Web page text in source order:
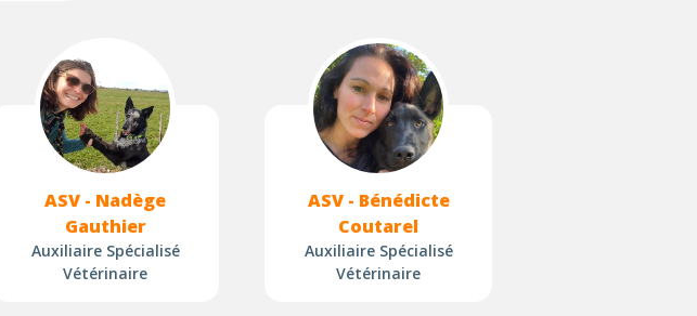
ASV - Nadège
Gauthier
Auxiliaire Spécialisé
Vétérinaire
ASV - Bénédicte
Coutarel
Auxiliaire Spécialisé
Vétérinaire